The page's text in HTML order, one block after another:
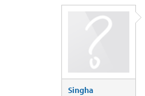
Singha